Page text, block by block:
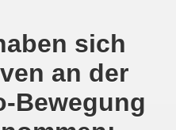
sich
an der
Bewegung
zur Solidarität mit
Beitrag in Berlin